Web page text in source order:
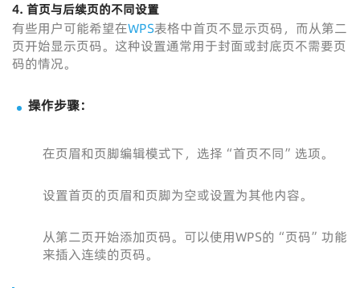
4. 首页与后续页的不同设置
有些用户可能希望在WPS表格中首页不显示页码，而从第二
页开始显示页码。这种设置通常用于封面或封底页不需要页
码的情况。
操作步骤：
在页眉和页脚编辑模式下，选择“首页不同”选项。
设置首页的页眉和页脚为空或设置为其他内容。
从第二页开始添加页码。可以使用WPS的“页码”功能
来插入连续的页码。